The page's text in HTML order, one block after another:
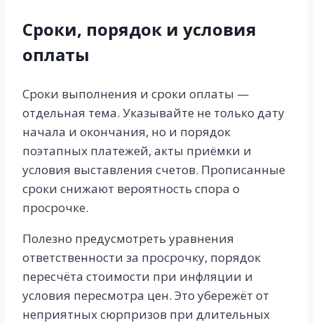
Сроки, порядок и условия
оплаты
Сроки выполнения и сроки оплаты —
отдельная тема. Указывайте не только дату
начала и окончания, но и порядок
поэтапных платежей, акты приёмки и
условия выставления счетов. Прописанные
сроки снижают вероятность спора о
просрочке.
Полезно предусмотреть уравнения
ответственности за просрочку, порядок
пересчёта стоимости при инфляции и
условия пересмотра цен. Это убережёт от
неприятных сюрпризов при длительных